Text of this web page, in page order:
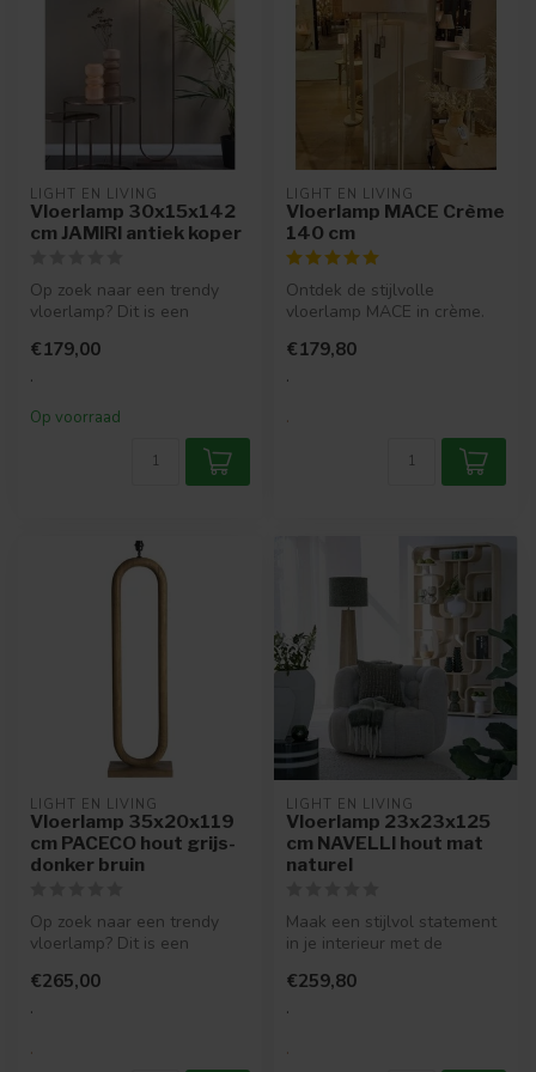
LIGHT EN LIVING
Vloerlamp 30x15x142
cm JAMIRI antiek koper
Op zoek naar een trendy
vloerlamp? Dit is een
lampvoet die...
€179,00
.
Op voorraad
LIGHT EN LIVING
Vloerlamp MACE Crème
140 cm
Ontdek de stijlvolle
vloerlamp MACE in crème.
metalen fram...
€179,80
.
.
LIGHT EN LIVING
Vloerlamp 35x20x119
cm PACECO hout grijs-
donker bruin
Op zoek naar een trendy
vloerlamp? Dit is een
die past i...
€265,00
.
.
LIGHT EN LIVING
Vloerlamp 23x23x125
cm NAVELLI hout mat
naturel
Maak een stijlvol statement
in je interieur met de
Light &...
€259,80
.
.